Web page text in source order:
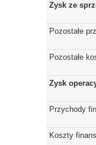
Zysk ze
Pozostałe
Pozostałe
Zysk
Przychody
Koszty